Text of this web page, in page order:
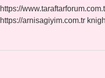
https://
https://arnisagiyim.com.tr